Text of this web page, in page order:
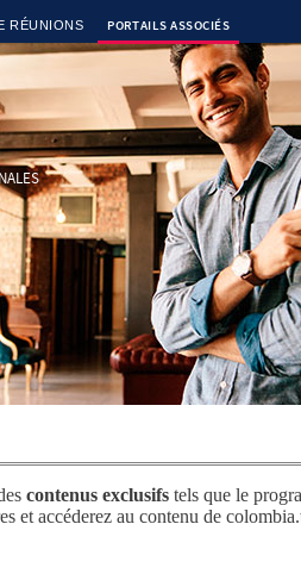
RÉUNIONS PORTAILS ASSOCIÉS
contenus exclusifs tels que le
et accéderez au contenu de